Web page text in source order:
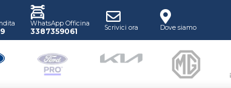
WhatsApp Officina
3387359061 Scrivici ora Dove siamo